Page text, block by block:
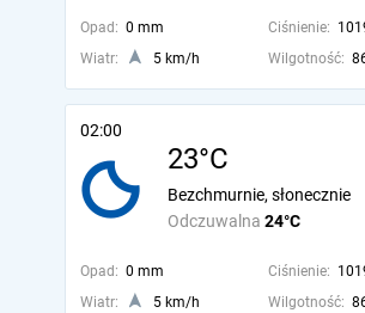
Opad: 0 mm Ciśnienie:
Wiatr:
5 km/h Wilgotność:
02:00
23°C
Odczuwalna 24°C
Bezchmurnie, słonecznie
Opad: 0 mm Ciśnienie:
Wiatr:
5 km/h Wilgotność: